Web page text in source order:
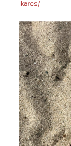
ikaros/